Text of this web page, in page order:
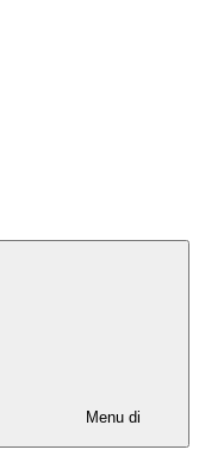
Menu di